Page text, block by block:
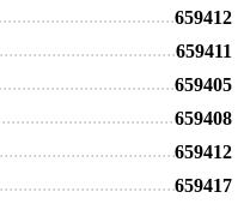
659412
659411
659405
659408
659412
659417